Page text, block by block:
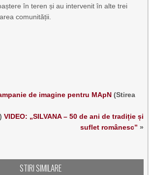
în teren și au intervenit în alte trei
comunității.
de imagine pentru MApN (Stirea
VIDEO: „SILVANA – 50 de ani de tradiție și
suflet românesc” »
STIRI SIMILARE